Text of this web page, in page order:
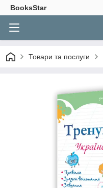
BooksStar
Товари та послуги